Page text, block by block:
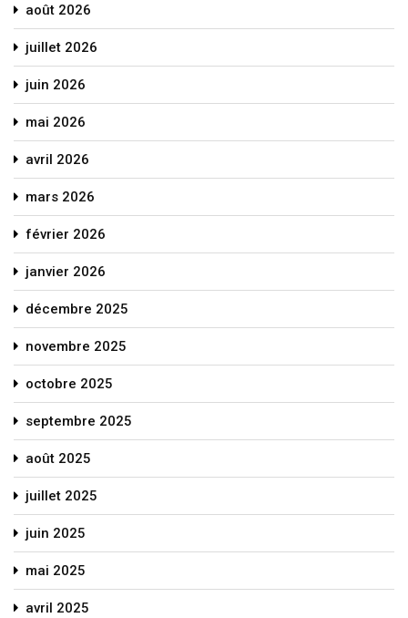
août 2026
juillet 2026
juin 2026
mai 2026
avril 2026
mars 2026
février 2026
janvier 2026
décembre 2025
novembre 2025
octobre 2025
septembre 2025
août 2025
juillet 2025
juin 2025
mai 2025
avril 2025